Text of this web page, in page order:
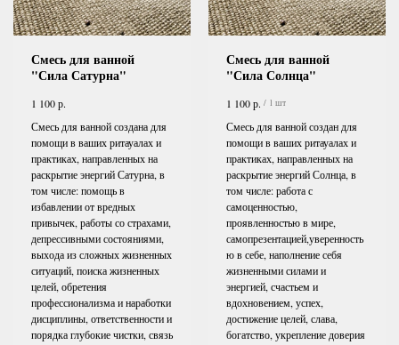
Смесь для ванной
"Сила Сатурна"
1 100р.
Смесь для ванной создана для
помощи в ваших ритауалах и
практиках, направленных на
раскрытие энергий Сатурна, в
том числе: помощь в
избавлении от вредных
привычек, работы со страхами,
депрессивными состояниями,
выхода из сложных жизненных
ситуаций, поиска жизненных
целей, обретения
профессионализма и наработки
дисциплины, ответственности и
порядка глубокие чистки, связь
Смесь для ванной
"Сила Солнца"
1 100р. / 1 шт
Смесь для ванной создан для
помощи в ваших ритауалах и
практиках, направленных на
раскрытие энергий Солнца, в
том числе: работа с
самоценностью,
проявленностью в мире,
самопрезентацией,уверенность
ю в себе, наполнение себя
жизненными силами и
энергией, счастьем и
вдохновением, успех,
достижение целей, слава,
богатство, укрепление доверия